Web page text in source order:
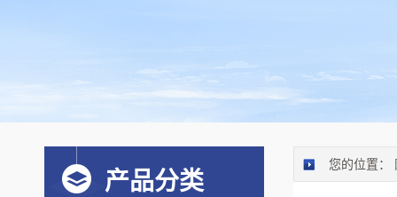
您的位置：
产品分类